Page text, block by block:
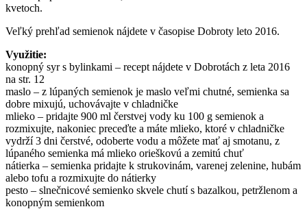
kvetoch.
Veľký prehľad semienok nájdete v časopise Dobroty leto 2016.
Využitie:
konopný syr s bylinkami – recept nájdete v Dobrotách z leta 2016
na str. 12
maslo – z lúpaných semienok je maslo veľmi chutné, semienka sa
dobre mixujú, uchovávajte v chladničke
mlieko – pridajte 900 ml čerstvej vody ku 100 g semienok a
rozmixujte, nakoniec preceďte a máte mlieko, ktoré v chladničke
vydrží 3 dni čerstvé, odoberte vodu a môžete mať aj smotanu, z
lúpaného semienka má mlieko orieškovú a zemitú chuť
nátierka – semienka pridajte k strukovinám, varenej zelenine, hubám
alebo tofu a rozmixujte do nátierky
pesto – slnečnicové semienko skvele chutí s bazalkou, petržlenom a
konopným semienkom